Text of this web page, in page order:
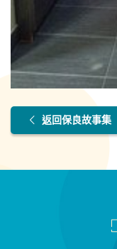
返回保良故事集